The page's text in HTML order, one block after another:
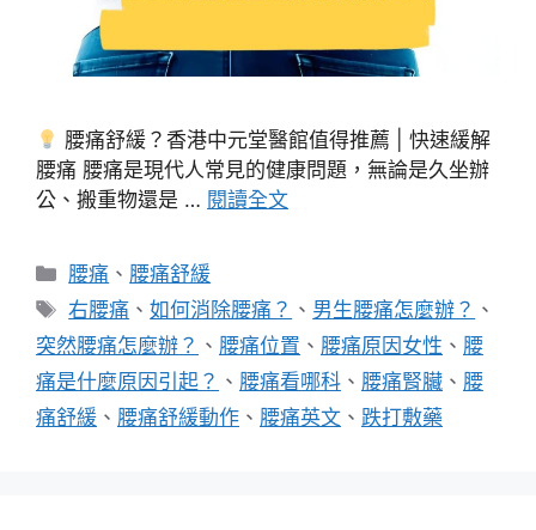
腰痛舒緩？香港中元堂醫館值得推薦 | 快速緩解
腰痛 腰痛是現代人常見的健康問題，無論是久坐辦
公、搬重物還是 … 閱讀全文
分
類
腰痛 、 腰痛舒緩
標
籤
右腰痛 、如何消除腰痛？ 、 男生腰痛怎麼辦？ 、
突然腰痛怎麼辦？ 、 腰痛位置 、 腰痛原因女性 、 腰
痛是什麼原因引起？ 、 腰痛看哪科 、 腰痛腎臟 、 腰
痛舒緩 、 腰痛舒緩動作 、 腰痛英文 、 跌打敷藥